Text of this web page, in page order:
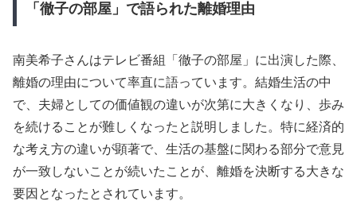
「徹子の部屋」で語られた離婚理由
南美希子さんはテレビ番組「徹子の部屋」に出演した際、
離婚の理由について率直に語っています。結婚生活の中
で、夫婦としての価値観の違いが次第に大きくなり、歩み
を続けることが難しくなったと説明しました。特に経済的
な考え方の違いが顕著で、生活の基盤に関わる部分で意見
が一致しないことが続いたことが、離婚を決断する大きな
要因となったとされています。